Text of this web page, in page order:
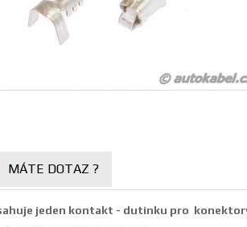
MÁTE DOTAZ ?
jeden kontakt - dutinku pro konektory